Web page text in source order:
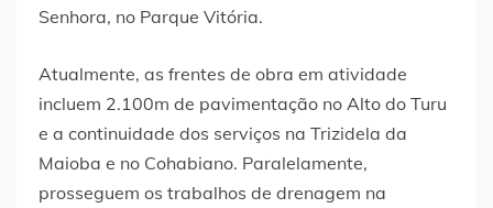
Senhora, no Parque Vitória.
Atualmente, as frentes de obra em atividade
incluem 2.100m de pavimentação no Alto do Turu
e a continuidade dos serviços na Trizidela da
Maioba e no Cohabiano. Paralelamente,
prosseguem os trabalhos de drenagem na